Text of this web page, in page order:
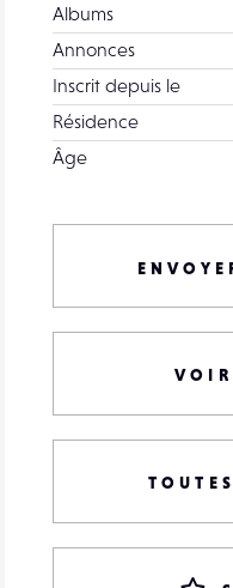
Albums
Annonces
Inscrit depuis le
Résidence
Âge